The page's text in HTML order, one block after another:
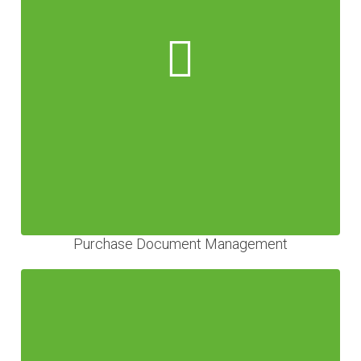
Purchase Document Management